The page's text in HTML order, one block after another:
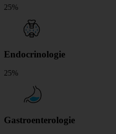
25%
Endocrinologie
25%
Gastroenterologie